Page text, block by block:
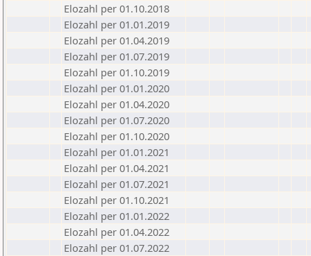
Elozahl per 01.10.2018
Elozahl per 01.01.2019
Elozahl per 01.04.2019
Elozahl per 01.07.2019
Elozahl per 01.10.2019
Elozahl per 01.01.2020
Elozahl per 01.04.2020
Elozahl per 01.07.2020
Elozahl per 01.10.2020
Elozahl per 01.01.2021
Elozahl per 01.04.2021
Elozahl per 01.07.2021
Elozahl per 01.10.2021
Elozahl per 01.01.2022
Elozahl per 01.04.2022
Elozahl per 01.07.2022